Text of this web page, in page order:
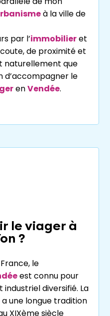
à la ville de
par l’immobilieret
de proximité et
naturellement que
d’accompagner le
enVendée.
le viager à
?
le
est connu pour
diversifié. La
a une longue tradition
XIXème siècle